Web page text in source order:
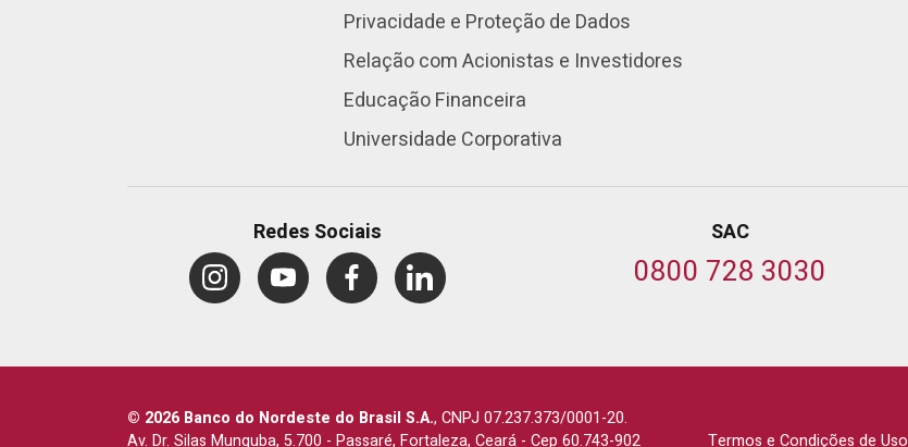
Privacidade e Proteção de Dados
Relação com Acionistas e Investidores
Educação Financeira
Universidade Corporativa
Redes Sociais SAC
0800 728 3030
© 2026 Banco do Nordeste do Brasil S.A., CNPJ 07.237.373/0001-20.
Av. Dr. Silas Munguba, 5.700 - Passaré, Fortaleza, Ceará - Cep 60.743-902 Termos e Condições de Uso